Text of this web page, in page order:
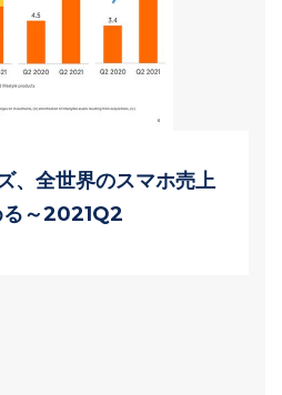
、全世界のスマホ売上
る～2021Q2